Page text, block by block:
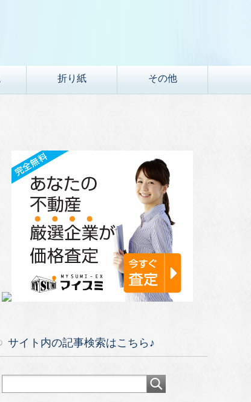
折り紙 その他
サイト内の記事検索はこちら♪